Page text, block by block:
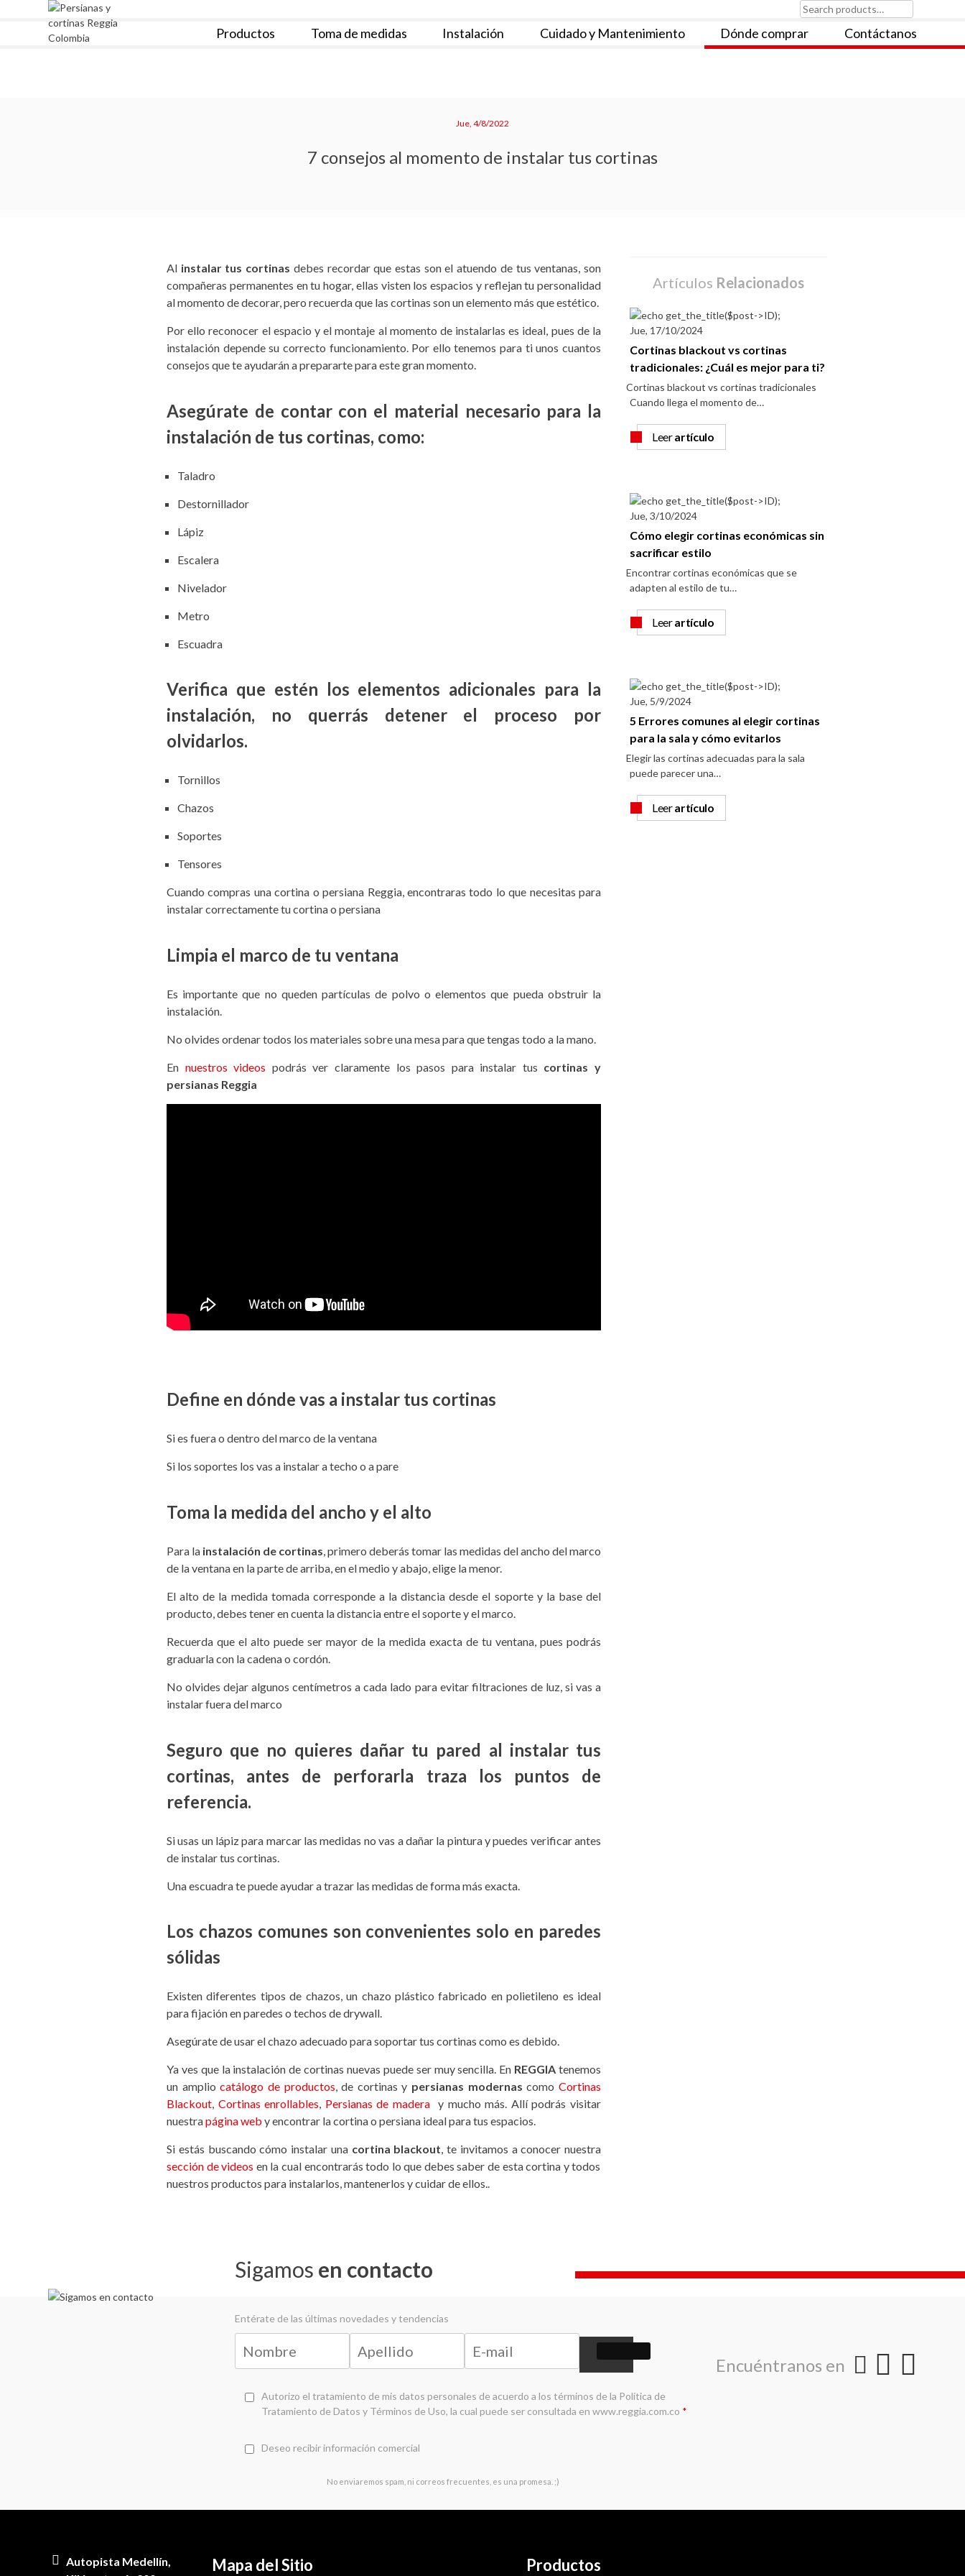
Search
for:
Productos Toma de medidas Instalación Cuidado y Mantenimiento Dónde comprar Contáctanos
Jue, 4/8/2022
7 consejos al momento de instalar tus cortinas
Al instalar tus cortinas debes recordar que estas son el atuendo de tus ventanas, son
compañeras permanentes en tu hogar, ellas visten los espacios y reflejan tu personalidad
al momento de decorar, pero recuerda que las cortinas son un elemento más que estético.
Por ello reconocer el espacio y el montaje al momento de instalarlas es ideal, pues de la
instalación depende su correcto funcionamiento. Por ello tenemos para ti unos cuantos
consejos que te ayudarán a prepararte para este gran momento.
Asegúrate de contar con el material necesario para la
instalación de tus cortinas, como:
Taladro
Destornillador
Lápiz
Escalera
Nivelador
Metro
Escuadra
Verifica que estén los elementos adicionales para la
instalación, no querrás detener el proceso por
olvidarlos.
Tornillos
Chazos
Soportes
Tensores
Cuando compras una cortina o persiana Reggia, encontraras todo lo que necesitas para
instalar correctamente tu cortina o persiana
Limpia el marco de tu ventana
Es importante que no queden partículas de polvo o elementos que pueda obstruir la
instalación.
No olvides ordenar todos los materiales sobre una mesa para que tengas todo a la mano.
En nuestros videos podrás ver claramente los pasos para instalar tus cortinas y
persianas Reggia
Define en dónde vas a instalar tus cortinas
Si es fuera o dentro del marco de la ventana
Si los soportes los vas a instalar a techo o a pare
Toma la medida del ancho y el alto
Para la instalación de cortinas, primero deberás tomar las medidas del ancho del marco
de la ventana en la parte de arriba, en el medio y abajo, elige la menor.
El alto de la medida tomada corresponde a la distancia desde el soporte y la base del
producto, debes tener en cuenta la distancia entre el soporte y el marco.
Recuerda que el alto puede ser mayor de la medida exacta de tu ventana, pues podrás
graduarla con la cadena o cordón.
No olvides dejar algunos centímetros a cada lado para evitar filtraciones de luz, si vas a
instalar fuera del marco
Seguro que no quieres dañar tu pared al instalar tus
cortinas, antes de perforarla traza los puntos de
referencia.
Si usas un lápiz para marcar las medidas no vas a dañar la pintura y puedes verificar antes
de instalar tus cortinas.
Una escuadra te puede ayudar a trazar las medidas de forma más exacta.
Los chazos comunes son convenientes solo en paredes
sólidas
Existen diferentes tipos de chazos, un chazo plástico fabricado en polietileno es ideal
para fijación en paredes o techos de drywall.
Asegúrate de usar el chazo adecuado para soportar tus cortinas como es debido.
Ya ves que la instalación de cortinas nuevas puede ser muy sencilla. En REGGIA tenemos
un ampliocatálogo de productos, de cortinas y persianas modernas comoCortinas
Blackout, Cortinas enrollables, Persianas de maderay mucho más. Allí podrás visitar
nuestrapágina web y encontrar la cortina o persiana ideal para tus espacios.
Si estás buscando cómo instalar una cortina blackout, te invitamos a conocer nuestra
sección de videos en la cual encontrarás todo lo que debes saber de esta cortina y todos
nuestros productos para instalarlos, mantenerlos y cuidar de ellos..
Artículos Relacionados
Jue, 17/10/2024
Cortinas blackout vs cortinas
tradicionales: ¿Cuál es mejor para ti?
Cortinas blackout vs cortinas tradicionales
Cuando llega el momento de…
Leerartículo
Jue, 3/10/2024
Cómo elegir cortinas económicas sin
sacrificar estilo
Encontrar cortinas económicas que se
adapten al estilo de tu…
Leerartículo
Jue, 5/9/2024
5 Errores comunes al elegir cortinas
para la sala y cómo evitarlos
Elegir las cortinas adecuadas para la sala
puede parecer una…
Leerartículo
Sigamos en contacto
Entérate de las últimas novedades y tendencias
Autorizo el tratamiento de mis datos personales de acuerdo a los términos de la Política de
Tratamiento de Datos y Términos de Uso, la cual puede ser consultada enwww.reggia.com.co *
Deseo recibir información comercial
No enviaremos spam, ni correos frecuentes, es una promesa. ;)
Encuéntranos en
Autopista Medellín,
Mapa del Sitio Productos